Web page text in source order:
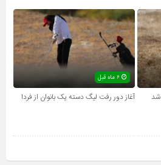
شد آغاز دور رفت لیگ دسته یک بانوان از فردا